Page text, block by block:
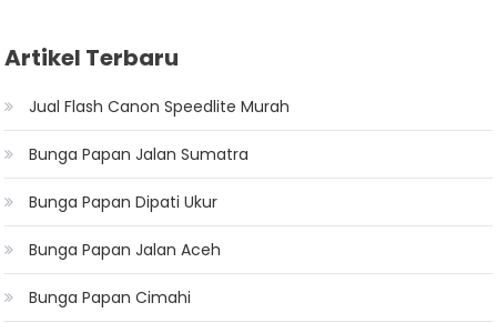
Artikel Terbaru
Jual Flash Canon Speedlite Murah
Bunga Papan Jalan Sumatra
Bunga Papan Dipati Ukur
Bunga Papan Jalan Aceh
Bunga Papan Cimahi